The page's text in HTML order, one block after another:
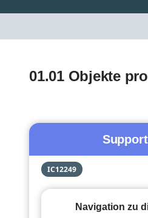
01.01 Objekte
IC12249
Navigation zu